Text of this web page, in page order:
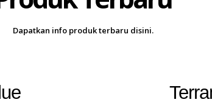
Dapatkan info produk terbaru disini.